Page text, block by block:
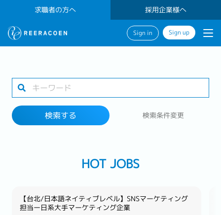
求職者の方へ 採用企業様へ
Sign in Sign up
1 selected
検索する 検索条件変更
HOT JOBS
【台北/日本語ネイティブレベル】SNSマーケティング
担当ー日系大手マーケティング企業